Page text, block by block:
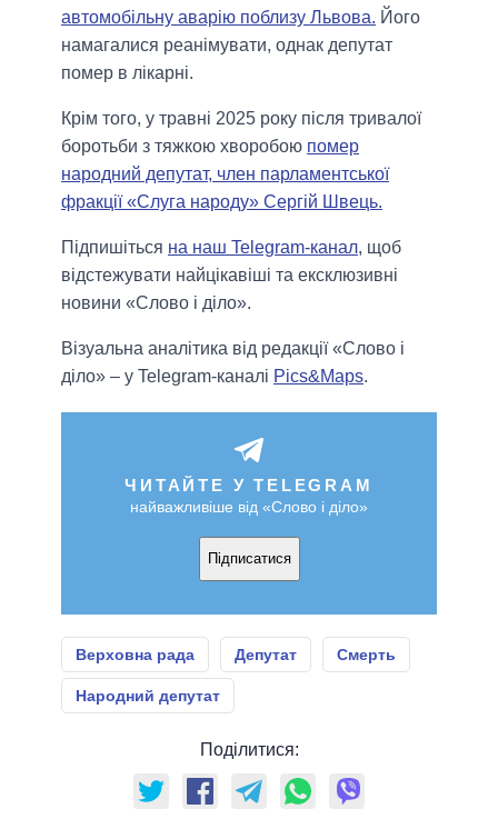
автомобільну аварію поблизу Львова. Його
намагалися реанімувати, однак депутат
помер в лікарні.
Крім того, у травні 2025 року після тривалої
боротьби з тяжкою хворобою помер
народний депутат, член парламентської
фракції «Слуга народу» Сергій Швець.
Підпишіться на наш Telegram-канал, щоб
відстежувати найцікавіші та ексклюзивні
новини «Слово і діло».
Візуальна аналітика від редакції «Слово і
діло» – у Telegram-каналі Pics&Maps.
ЧИТАЙТЕ У TELEGRAM
найважливіше від «Слово і діло»
Підписатися
Верховна рада Депутат Смерть
Народний депутат
Поділитися: